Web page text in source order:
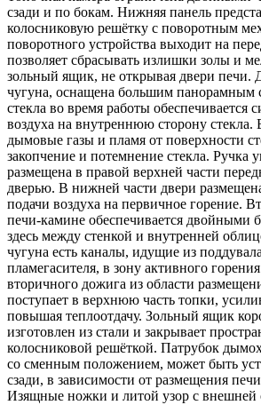
сзади и по бокам. Нижняя панель
колосниковую решётку с поворотным
поворотного устройства выходит на
позволяет сбрасывать излишки золы и
зольный ящик, не открывая двери печи.
чугуна, оснащена большим панорамным
стекла во время работы обеспечивается
воздуха на внутреннюю сторону стекла.
дымовые газы и пламя от поверхности
закопчение и потемнение стекла. Ручка
размещена в правой верхней части
дверью. В нижней части двери
подачи воздуха на первичное горение.
печи-камине обеспечивается двойными
здесь между стенкой и внутренней
чугуна есть каналы, идущие из
пламегасителя, в зону активного
вторичного дожига из области
поступает в верхнюю часть топки,
повышая теплоотдачу. Зольный ящик
изготовлен из стали и закрывает
колосниковой решёткой. Патрубок
со сменным положением, может быть
сзади, в зависимости от размещения
Изящные ножки и литой узор с внешней